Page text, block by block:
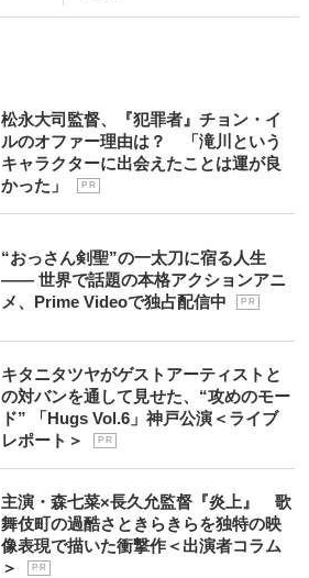
松永大司監督、『犯罪者』チョン・イ
ルのオファー理由は？ 「滝川という
キャラクターに出会えたことは運が良
かった」
P R
“おっさん剣聖”の一太刀に宿る人生
―― 世界で話題の本格アクションアニ
メ、Prime Videoで独占配信中
P R
キタニタツヤがゲストアーティストと
の対バンを通して見せた、“攻めのモー
ド” 「Hugs Vol.6」神戸公演＜ライブ
レポート＞
P R
主演・森七菜×長久允監督『炎上』 歌
舞伎町の過酷さときらきらを独特の映
像表現で描いた衝撃作＜出演者コラム
＞
P R